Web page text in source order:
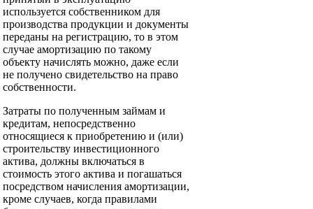
используется собственником для
производства продукции и документы
переданы на регистрацию, то в этом
случае амортизацию по такому
объекту начислять можно, даже если
не получено свидетельство на право
собственности.
Затраты по полученным займам и
кредитам, непосредственно
относящиеся к приобретению и (или)
строительству инвестиционного
актива, должны включаться в
стоимость этого актива и погашаться
посредством начисления амортизации,
кроме случаев, когда правилами